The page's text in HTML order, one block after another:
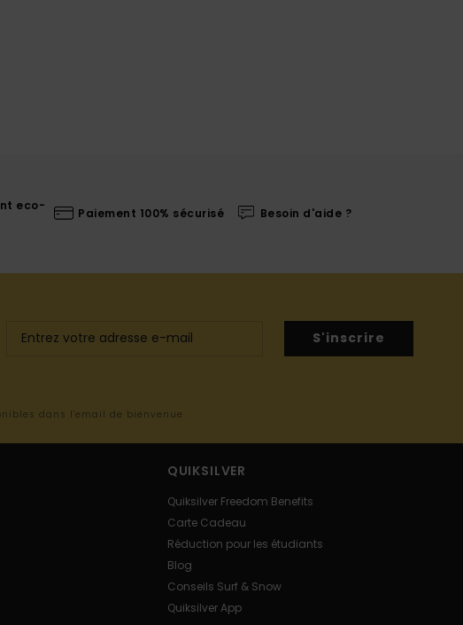
eco-
Paiement 100% sécurisé Besoin d'aide ?
S'inscrire
dans l'email de bienvenue
QUIKSILVER
Quiksilver Freedom Benefits
Carte Cadeau
Réduction pour les étudiants
Blog
Conseils Surf & Snow
Quiksilver App